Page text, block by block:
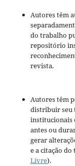
Autores têm
do trabalho
repositório
revista.
Autores têm
distribuir seu
institucionais
antes ou
gerar
e a citação
Livre).